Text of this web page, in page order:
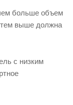
больше объем
тем выше должна
с низким